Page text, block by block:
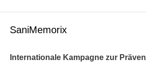
SaniMemorix
Internationale Kampagne zur